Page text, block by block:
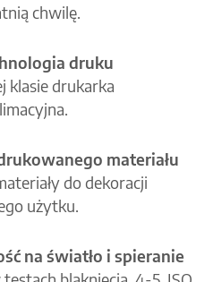
chwilę.
druku
klasie drukarka
materiału
do dekoracji
użytku.
na światło i spieranie